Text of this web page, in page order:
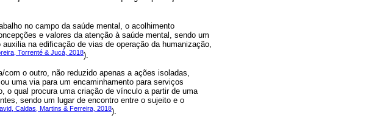
no campo da saúde mental, o acolhimento
e valores da atenção à saúde mental, sendo um
na edificação de vias de operação da humanização,
Torrenté & Jucá, 2018).
o outro, não reduzido apenas a ações isoladas,
uma via para um encaminhamento para serviços
o qual procura uma criação de vínculo a partir de uma
sendo um lugar de encontro entre o sujeito e o
Caldas, Martins & Ferreira, 2018).